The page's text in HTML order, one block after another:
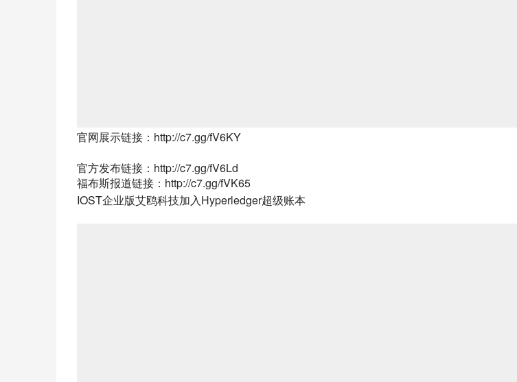
官网展示链接：http://c7.gg/fV6KY
官方发布链接：http://c7.gg/fV6Ld
福布斯报道链接：http://c7.gg/fVK65
IOST企业版艾鸥科技加入Hyperledger超级账本